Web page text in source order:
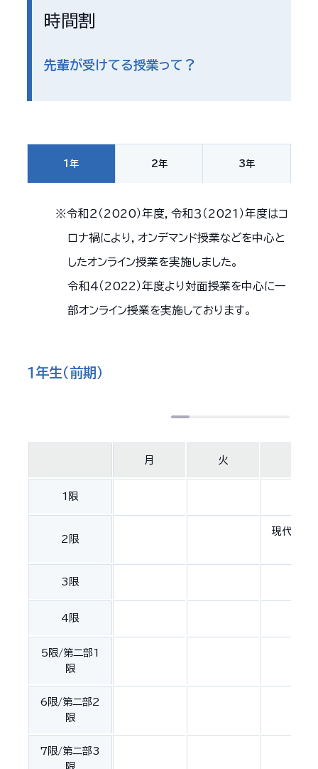
時間割
先輩が受けてる授業って？
1年 2年 3年
令和２（2020）年度，令和３（2021）年度はコ
ロナ禍により，オンデマンド授業などを中心と
したオンライン授業を実施しました。
令和４（2022）年度より対面授業を中心に一
部オンライン授業を実施しております。
１年生（前期）
月 火
1限
2限
現代行政
3限
4限
5限/第二部1
限
6限/第二部2
限
7限/第二部3
限